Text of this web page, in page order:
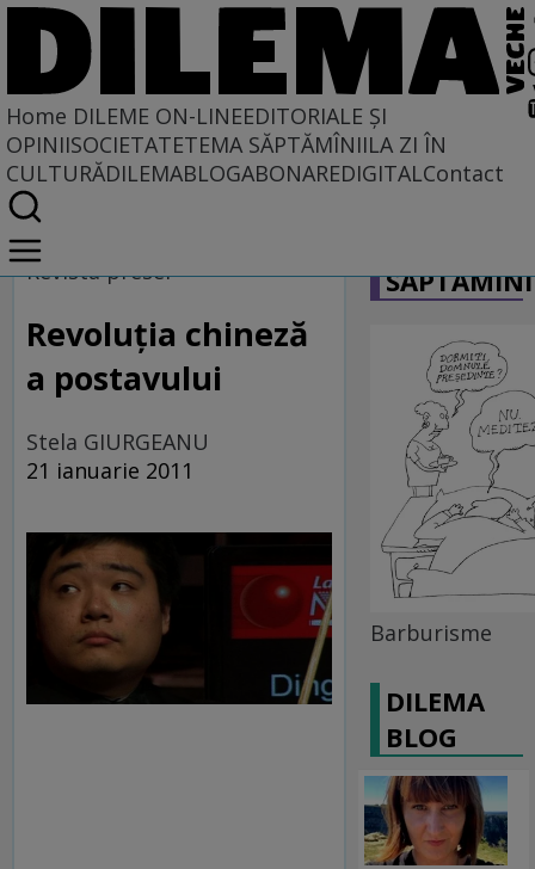
Home DILEME ON-LINEEDITORIALE ȘI
OPINIISOCIETATETEMA SĂPTĂMÎNIILA ZI ÎN
CULTURĂDILEMABLOGABONAREDIGITALContact
Home
Dileme on-line
Revista presei
Revoluţia chineză
a postavului
Stela GIURGEANU
21 ianuarie 2011
Barburisme
DILEMA
BLOG